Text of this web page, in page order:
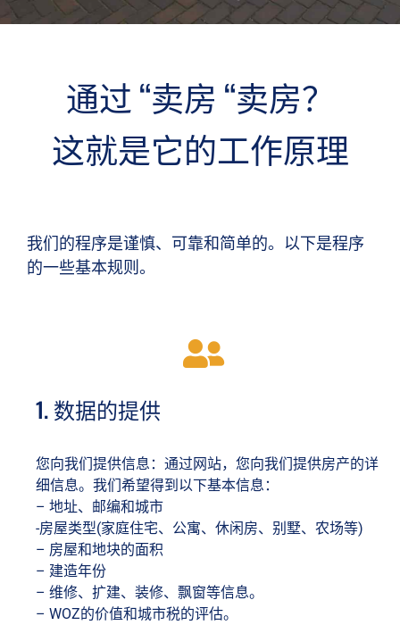
通过 “卖房 “卖房？
这就是它的工作原理
我们的程序是谨慎、可靠和简单的。以下是程序
的一些基本规则。
1. 数据的提供
您向我们提供信息：通过网站，您向我们提供房产的详
细信息。我们希望得到以下基本信息：
– 地址、邮编和城市
-房屋类型(家庭住宅、公寓、休闲房、别墅、农场等)
– 房屋和地块的面积
– 建造年份
– 维修、扩建、装修、飘窗等信息。
– WOZ的价值和城市税的评估。